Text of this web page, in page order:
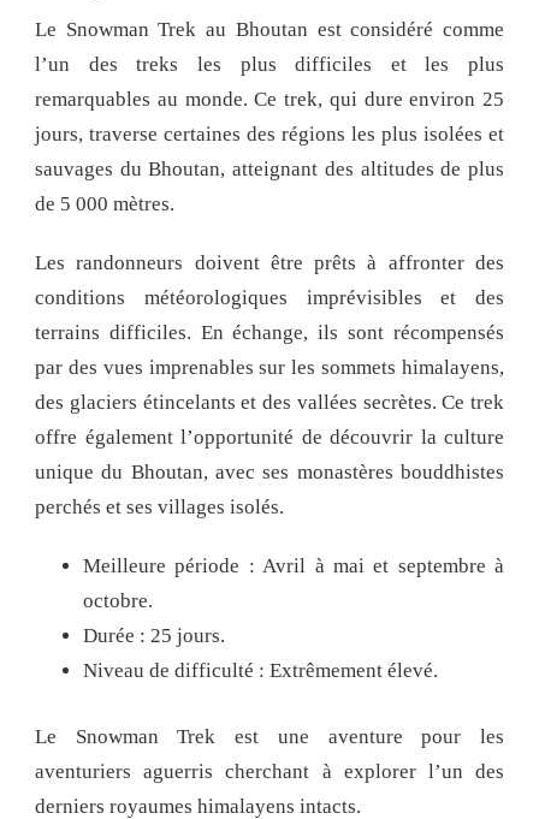
Le Snowman Trek au Bhoutan est considéré comme
l’un des treks les plus difficiles et les plus
remarquables au monde. Ce trek, qui dure environ 25
jours, traverse certaines des régions les plus isolées et
sauvages du Bhoutan, atteignant des altitudes de plus
de 5 000 mètres.
Les randonneurs doivent être prêts à affronter des
conditions météorologiques imprévisibles et des
terrains difficiles. En échange, ils sont récompensés
par des vues imprenables sur les sommets himalayens,
des glaciers étincelants et des vallées secrètes. Ce trek
offre également l’opportunité de découvrir la culture
unique du Bhoutan, avec ses monastères bouddhistes
perchés et ses villages isolés.
Meilleure période : Avril à mai et septembre à
octobre.
Durée : 25 jours.
Niveau de difficulté : Extrêmement élevé.
Le Snowman Trek est une aventure pour les
aventuriers aguerris cherchant à explorer l’un des
derniers royaumes himalayens intacts.